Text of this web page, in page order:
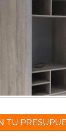
TU